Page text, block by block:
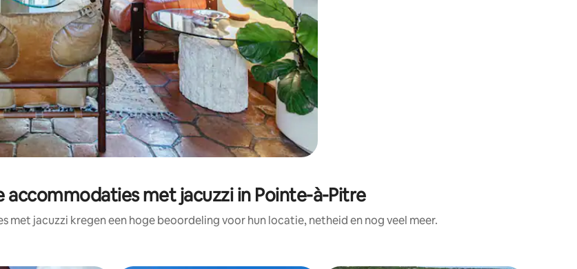
accommodaties met jacuzzi in Pointe-à-Pitre
met jacuzzi kregen een hoge beoordeling voor hun locatie, netheid en nog veel meer.